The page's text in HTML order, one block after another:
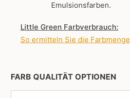
Emulsionsfarben.
Little Green Farbverbrauch:
So ermitteln Sie die Farbmenge
FARB QUALITÄT OPTIONEN